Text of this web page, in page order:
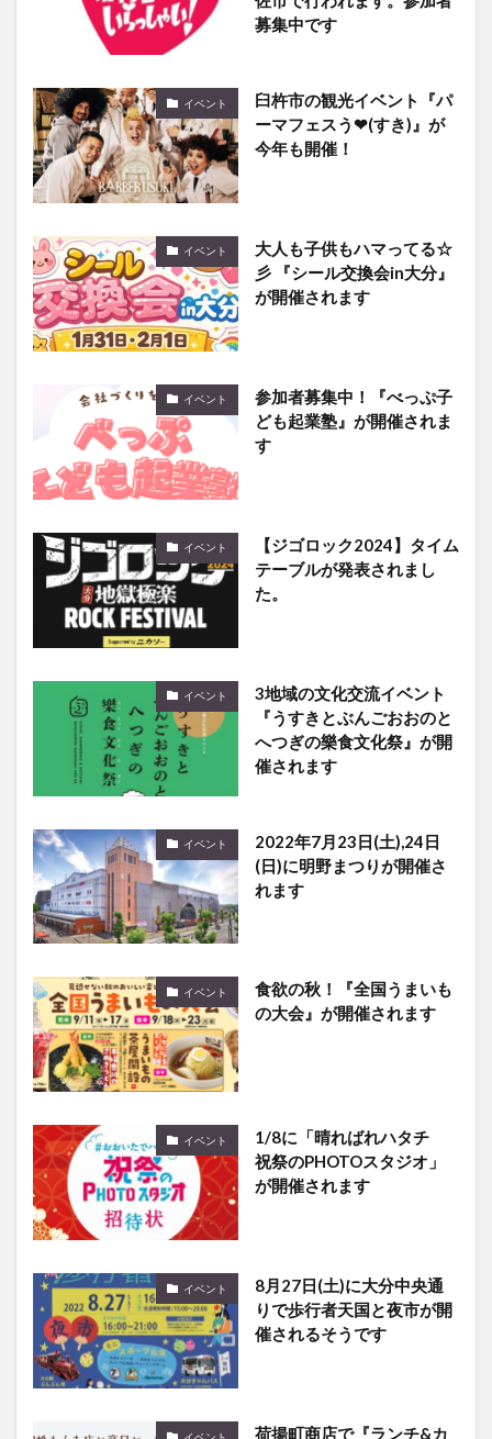
募集中です
イベント
臼杵市の観光イベント『パ
ーマフェスう❤(すき)』が
今年も開催！
イベント
大人も子供もハマってる☆
彡 『シール交換会in大分』
が開催されます
イベント
参加者募集中！『べっぷ子
ども起業塾』が開催されま
す
イベント
【ジゴロック2024】タイム
テーブルが発表されまし
た。
イベント
3地域の文化交流イベント
『うすきとぶんごおおのと
へつぎの樂食文化祭』が開
催されます
イベント
2022年7月23日(土),24日
(日)に明野まつりが開催さ
れます
イベント
食欲の秋！『全国うまいも
の大会』が開催されます
イベント
1/8に「晴ればれハタチ
祝祭のPHOTOスタジオ」
が開催されます
イベント
8月27日(土)に大分中央通
りで歩行者天国と夜市が開
催されるそうです
荷揚町商店で『ランチ&カ